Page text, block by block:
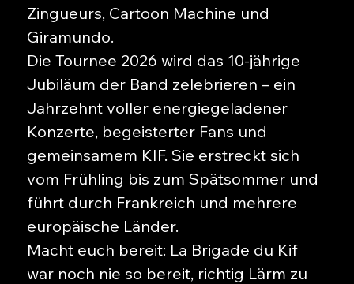
Zingueurs, Cartoon Machine und
Giramundo.
Die Tournee 2026 wird das 10-jährige
Jubiläum der Band zelebrieren – ein
Jahrzehnt voller energiegeladener
Konzerte, begeisterter Fans und
gemeinsamem KIF. Sie erstreckt sich
vom Frühling bis zum Spätsommer und
führt durch Frankreich und mehrere
europäische Länder.
Macht euch bereit: La Brigade du Kif
war noch nie so bereit, richtig Lärm zu